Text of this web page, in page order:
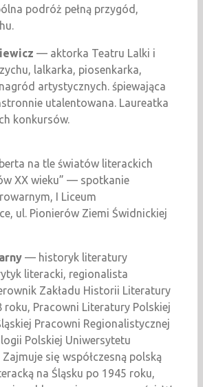
podróż pełną przygód,
— aktorka Teatru Lalki i
lalkarka, piosenkarka,
artystycznych. śpiewająca
utalentowana. Laureatka
konkursów.
na tle światów literackich
XX wieku” — spotkanie
I Liceum
ul. Pionierów Ziemi Świdnickiej
— historyk literatury
literacki, regionalista
Zakładu Historii Literatury
roku, Pracowni Literatury Polskiej
Pracowni Regionalistycznej
Polskiej Uniwersytetu
się współczesną polską
na Śląsku po 1945 roku,